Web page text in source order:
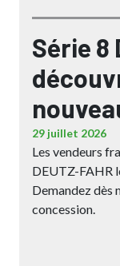
Série 8
29 juillet 2026
Les vendeurs
DEUTZ-FAHR
Demandez dès
concession.